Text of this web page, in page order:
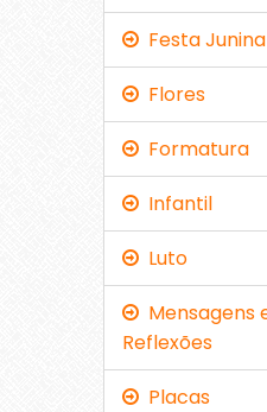
Festa Junina
Flores
Formatura
Infantil
Luto
Mensagens
Reflexões
Placas